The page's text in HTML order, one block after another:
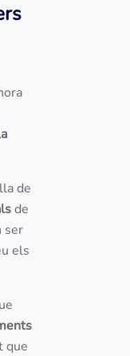
de
de
ser
els
que